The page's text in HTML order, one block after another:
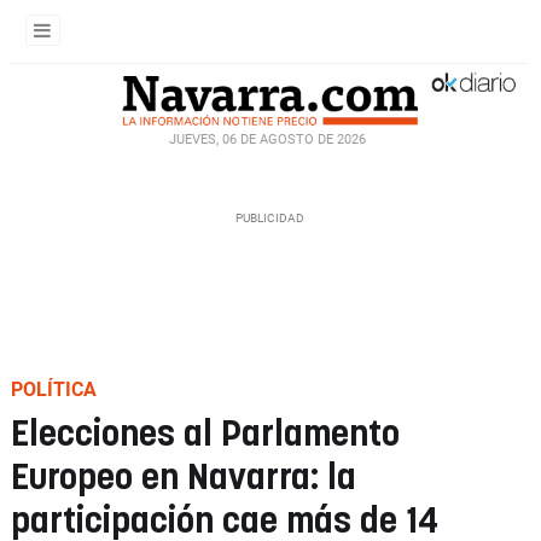
JUEVES, 06 DE AGOSTO DE 2026
POLÍTICA
Elecciones al Parlamento
Europeo en Navarra: la
participación cae más de 14